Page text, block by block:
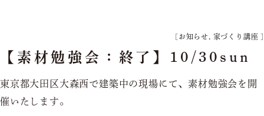
[お知らせ 家づくり講座 ]
【素材勉強会：終了】10/30sun
東京都大田区大森西で建築中の現場にて、素材勉強会を開
催いたします。